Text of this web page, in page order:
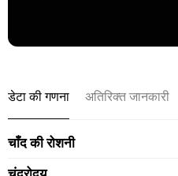
डेटा की गणना अतिरिक्त जानकारी
चाँद की रोशनी